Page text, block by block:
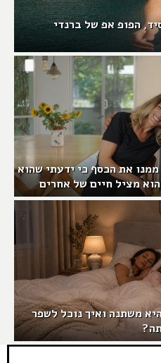
הפופ אפ של ברנדי
את הכסף כי ידעתי שהוא
מציל חיים של אחרים
משתנה ואיך נוכל לשפר